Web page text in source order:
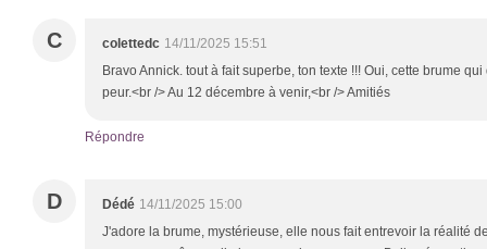
C colettedc 14/11/2025 15:51
Bravo Annick. tout à fait superbe, ton texte !!! Oui, cette brume
peur.<br /> Au 12 décembre à venir,<br /> Amitiés
Répondre
D Dédé 14/11/2025 15:00
J'adore la brume, mystérieuse, elle nous fait entrevoir la réalité